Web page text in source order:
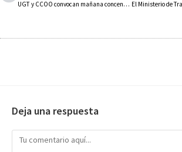
UGT y CCOO convocan mañana concentración a las puertas de Arneplant y anuncian huelga en el sector del calzado a mediados de junio si no hay avances en la negociación del convenio colectivo estatal
Deja una respuesta